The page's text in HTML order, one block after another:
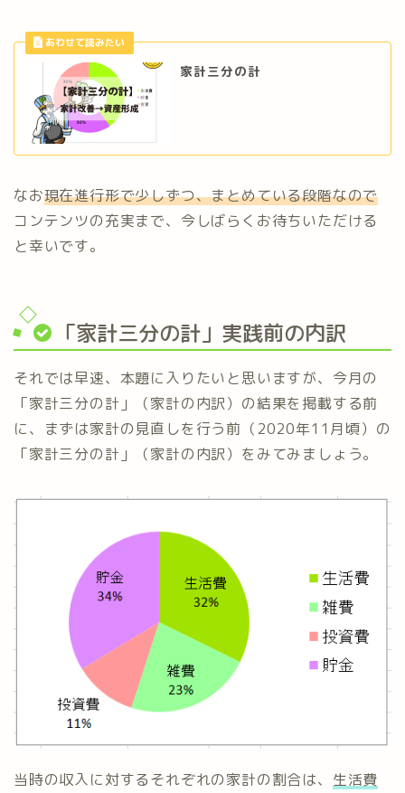
家計三分の計
なお現在進行形で少しずつ、まとめている段階なので
コンテンツの充実まで、今しばらくお待ちいただける
と幸いです。
「家計三分の計」実践前の内訳
それでは早速、本題に入りたいと思いますが、今月の
「家計三分の計」（家計の内訳）の結果を掲載する前
に、まずは家計の見直しを行う前（2020年11月頃）の
「家計三分の計」（家計の内訳）をみてみましょう。
当時の収入に対するそれぞれの家計の割合は、 生活費